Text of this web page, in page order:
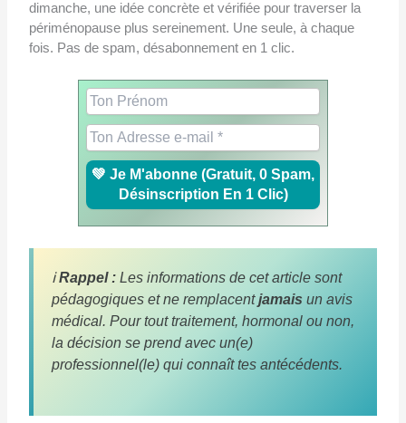
dimanche, une idée concrète et vérifiée pour traverser la
périménopause plus sereinement. Une seule, à chaque
fois. Pas de spam, désabonnement en 1 clic.
ℹ️Rappel :Les informations de cet article sont
pédagogiques et ne remplacentjamais un avis
médical. Pour tout traitement, hormonal ou non,
la décision se prend avec un(e)
professionnel(le) qui connaît tes antécédents.